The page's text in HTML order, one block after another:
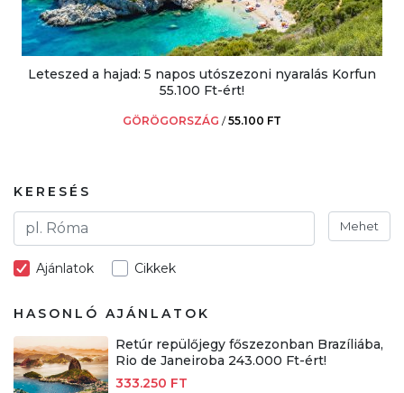
Leteszed a hajad: 5 napos utószezoni nyaralás Korfun
55.100 Ft-ért!
GÖRÖGORSZÁG /55.100 FT
KERESÉS
Mehet
Ajánlatok Cikkek
HASONLÓ AJÁNLATOK
Retúr repülőjegy főszezonban Brazíliába,
Rio de Janeiroba 243.000 Ft-ért!
333.250 FT